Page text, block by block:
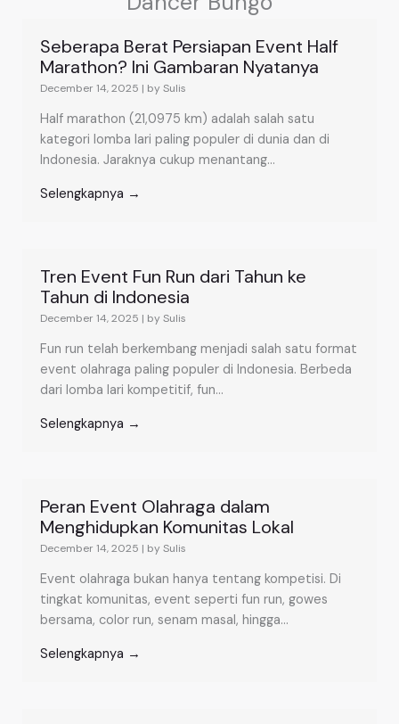
Seberapa Berat Persiapan Event Half
Marathon? Ini Gambaran Nyatanya
December 14, 2025 | by Sulis
Half marathon (21,0975 km) adalah salah satu
kategori lomba lari paling populer di dunia dan di
Indonesia. Jaraknya cukup menantang...
Selengkapnya →
Tren Event Fun Run dari Tahun ke
Tahun di Indonesia
December 14, 2025 | by Sulis
Fun run telah berkembang menjadi salah satu format
event olahraga paling populer di Indonesia. Berbeda
dari lomba lari kompetitif, fun...
Selengkapnya →
Peran Event Olahraga dalam
Menghidupkan Komunitas Lokal
December 14, 2025 | by Sulis
Event olahraga bukan hanya tentang kompetisi. Di
tingkat komunitas, event seperti fun run, gowes
bersama, color run, senam masal, hingga...
Selengkapnya →